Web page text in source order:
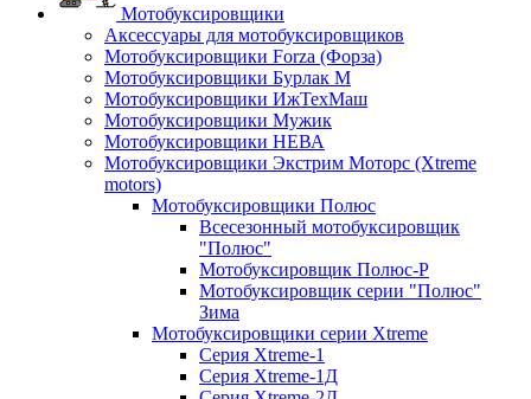
Мотобуксировщики
Аксессуары для мотобуксировщиков
Мотобуксировщики Forza (Форза)
Мотобуксировщики Бурлак М
Мотобуксировщики ИжТехМаш
Мотобуксировщики Мужик
Мотобуксировщики НЕВА
Мотобуксировщики Экстрим Моторс (Xtreme
motors)
Мотобуксировщики Полюс
Всесезонный мотобуксировщик
"Полюс"
Мотобуксировщик Полюс-Р
Мотобуксировщик серии "Полюс"
Зима
Мотобуксировщики серии Xtreme
Серия Xtreme-1
Серия Xtreme-1Д